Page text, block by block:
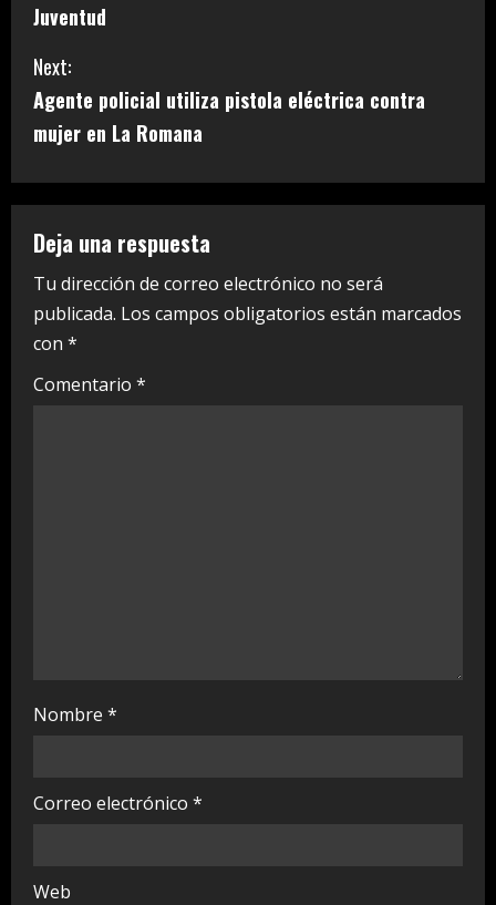
n
t
i
n
u
e
R
e
a
Juventud
Next:
Agente policial utiliza pistola eléctrica contra
mujer en La Romana
Deja una respuesta
Tu dirección de correo electrónico no será
publicada. Los campos obligatorios están marcados
con *
Comentario *
Nombre *
Correo electrónico *
Web